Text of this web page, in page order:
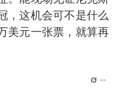
，这机会可不是什么
美元一张票，就算再